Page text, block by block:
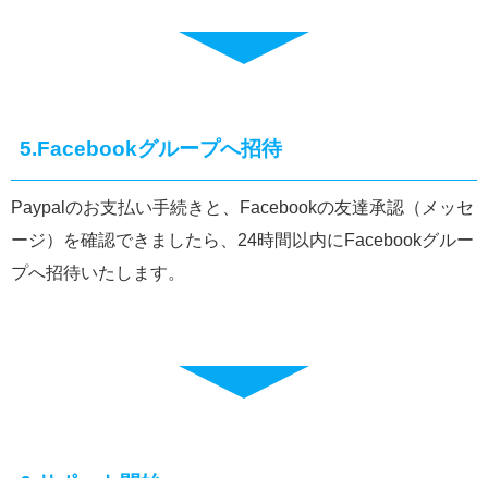
5.Facebookグループへ招待
Paypalのお支払い手続きと、Facebookの友達承認（メッセ
ージ）を確認できましたら、24時間以内にFacebookグルー
プへ招待いたします。